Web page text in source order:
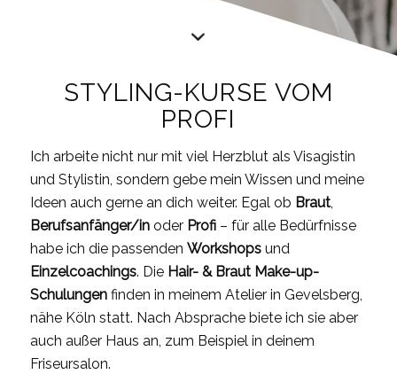
STYLING-KURSE VOM
PROFI
Ich arbeite nicht nur mit viel Herzblut als Visagistin
und Stylistin, sondern gebe mein Wissen und meine
Ideen auch gerne an dich weiter. Egal ob Braut,
Berufsanfänger/inoder Profi– für alle Bedürfnisse
habe ich die passenden Workshopsund
Einzelcoachings. Die Hair- & Braut Make-up-
Schulungenfinden in meinem Atelier in Gevelsberg,
nähe Köln statt. Nach Absprache biete ich sie aber
auch außer Haus an, zum Beispiel in deinem
Friseursalon.